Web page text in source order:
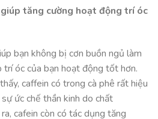
tăng cường hoạt động trí óc
bạn không bị cơn buồn ngủ làm
óc của bạn hoạt động tốt hơn.
caffein có trong cà phê rất hiệu
ức chế thần kinh do chất
cafein còn có tác dụng tăng